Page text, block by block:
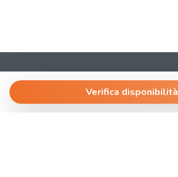
Verifica disponibilità
30174 Venezia.Mestre